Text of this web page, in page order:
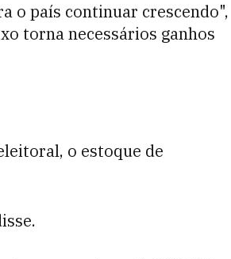
o país continuar crescendo",
torna necessários ganhos
o estoque de